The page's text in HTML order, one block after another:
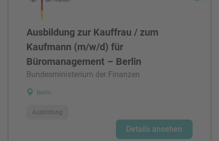
Ausbildung zur Kauffrau / zum
Kaufmann (m/w/d) für
Büromanagement – Berlin
Bundesministerium der Finanzen
Berlin
Ausbildung
Details ansehen